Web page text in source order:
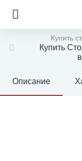
Купить
Купить
Описание